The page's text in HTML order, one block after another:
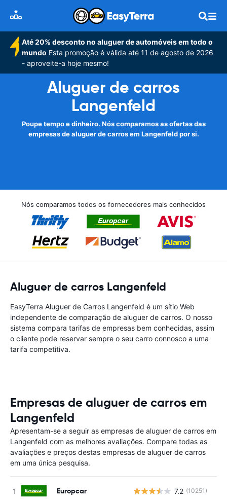
Até 20% desconto no aluguer de automóveis em todo o
mundo Esta promoção é válida até 11 de agosto de 2026
- aproveite-a hoje mesmo!
Aluguer de carros
Langenfeld
Poupe tempo e dinheiro. Nós comparamos as ofertas das
empresas de aluguer de carros em Langenfeld por si.
Nós comparamos todos os fornecedores mais conhecidos
Aluguer de carros Langenfeld
EasyTerra Aluguer de Carros Langenfeld é um sítio Web
independente de comparação de aluguer de carros. O nosso
sistema compara tarifas de empresas bem conhecidas, assim
o cliente pode reservar sempre o seu carro connosco a uma
tarifa competitiva.
Empresas de aluguer de carros em
Langenfeld
Apresentam-se a seguir as empresas de aluguer de carros em
Langenfeld com as melhores avaliações. Compare todas as
avaliações e preços destas empresas de aluguer de carros
em uma única pesquisa.
Europcar 7.2 (10251)